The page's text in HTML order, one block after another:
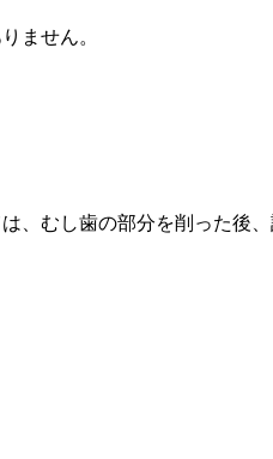
ません。
、むし歯の部分を削った後